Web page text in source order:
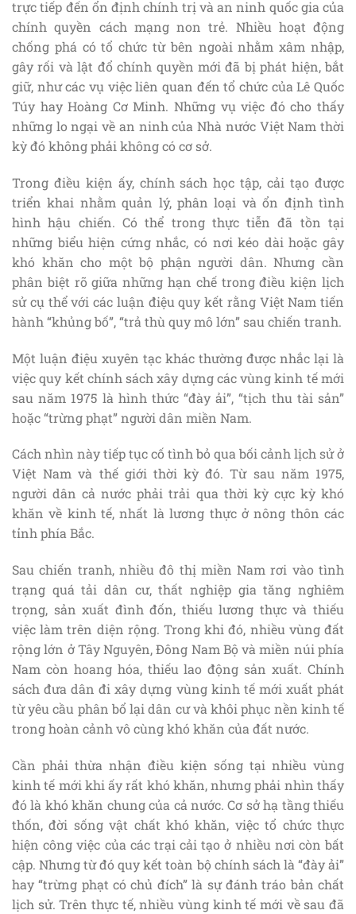
trực tiếp đến ổn định chính trị và an ninh quốc gia của
chính quyền cách mạng non trẻ. Nhiều hoạt động
chống phá có tổ chức từ bên ngoài nhằm xâm nhập,
gây rối và lật đổ chính quyền mới đã bị phát hiện, bắt
giữ, như các vụ việc liên quan đến tổ chức của Lê Quốc
Túy hay Hoàng Cơ Minh. Những vụ việc đó cho thấy
những lo ngại về an ninh của Nhà nước Việt Nam thời
kỳ đó không phải không có cơ sở.
Trong điều kiện ấy, chính sách học tập, cải tạo được
triển khai nhằm quản lý, phân loại và ổn định tình
hình hậu chiến. Có thể trong thực tiễn đã tồn tại
những biểu hiện cứng nhắc, có nơi kéo dài hoặc gây
khó khăn cho một bộ phận người dân. Nhưng cần
phân biệt rõ giữa những hạn chế trong điều kiện lịch
sử cụ thể với các luận điệu quy kết rằng Việt Nam tiến
hành “khủng bố”, “trả thù quy mô lớn” sau chiến tranh.
Một luận điệu xuyên tạc khác thường được nhắc lại là
việc quy kết chính sách xây dựng các vùng kinh tế mới
sau năm 1975 là hình thức “đày ải”, “tịch thu tài sản”
hoặc “trừng phạt” người dân miền Nam.
Cách nhìn này tiếp tục cố tình bỏ qua bối cảnh lịch sử ở
Việt Nam và thế giới thời kỳ đó. Từ sau năm 1975,
người dân cả nước phải trải qua thời kỳ cực kỳ khó
khăn về kinh tế, nhất là lương thực ở nông thôn các
tỉnh phía Bắc.
Sau chiến tranh, nhiều đô thị miền Nam rơi vào tình
trạng quá tải dân cư, thất nghiệp gia tăng nghiêm
trọng, sản xuất đình đốn, thiếu lương thực và thiếu
việc làm trên diện rộng. Trong khi đó, nhiều vùng đất
rộng lớn ở Tây Nguyên, Đông Nam Bộ và miền núi phía
Nam còn hoang hóa, thiếu lao động sản xuất. Chính
sách đưa dân đi xây dựng vùng kinh tế mới xuất phát
từ yêu cầu phân bổ lại dân cư và khôi phục nền kinh tế
trong hoàn cảnh vô cùng khó khăn của đất nước.
Cần phải thừa nhận điều kiện sống tại nhiều vùng
kinh tế mới khi ấy rất khó khăn, nhưng phải nhìn thấy
đó là khó khăn chung của cả nước. Cơ sở hạ tầng thiếu
thốn, đời sống vật chất khó khăn, việc tổ chức thực
hiện công việc của các trại cải tạo ở nhiều nơi còn bất
cập. Nhưng từ đó quy kết toàn bộ chính sách là “đày ải”
hay “trừng phạt có chủ đích” là sự đánh tráo bản chất
lịch sử. Trên thực tế, nhiều vùng kinh tế mới về sau đã